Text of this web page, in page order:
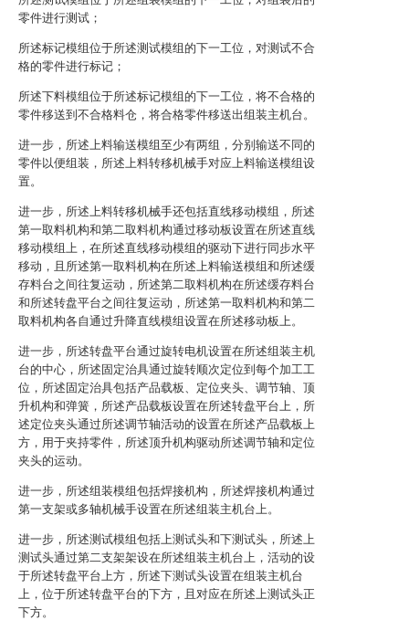
零件进行测试；
所述标记模组位于所述测试模组的下一工位，对测试不合
格的零件进行标记；
所述下料模组位于所述标记模组的下一工位，将不合格的
零件移送到不合格料仓，将合格零件移送出组装主机台。
进一步，所述上料输送模组至少有两组，分别输送不同的
零件以便组装，所述上料转移机械手对应上料输送模组设
置。
进一步，所述上料转移机械手还包括直线移动模组，所述
第一取料机构和第二取料机构通过移动板设置在所述直线
移动模组上，在所述直线移动模组的驱动下进行同步水平
移动，且所述第一取料机构在所述上料输送模组和所述缓
存料台之间往复运动，所述第二取料机构在所述缓存料台
和所述转盘平台之间往复运动，所述第一取料机构和第二
取料机构各自通过升降直线模组设置在所述移动板上。
进一步，所述转盘平台通过旋转电机设置在所述组装主机
台的中心，所述固定治具通过旋转顺次定位到每个加工工
位，所述固定治具包括产品载板、定位夹头、调节轴、顶
升机构和弹簧，所述产品载板设置在所述转盘平台上，所
述定位夹头通过所述调节轴活动的设置在所述产品载板上
方，用于夹持零件，所述顶升机构驱动所述调节轴和定位
夹头的运动。
进一步，所述组装模组包括焊接机构，所述焊接机构通过
第一支架或多轴机械手设置在所述组装主机台上。
进一步，所述测试模组包括上测试头和下测试头，所述上
测试头通过第二支架架设在所述组装主机台上，活动的设
于所述转盘平台上方，所述下测试头设置在组装主机台
上，位于所述转盘平台的下方，且对应在所述上测试头正
下方。